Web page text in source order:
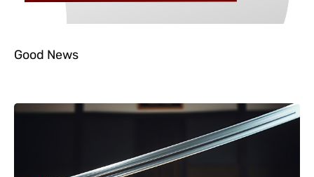
Good News